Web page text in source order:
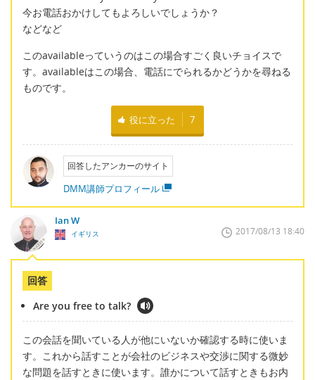
今お電話おかけしてもよろしいでしょうか？
などなど
このavailableっていうのはこの場合すごく良いチョイスで
す。availableはこの場合、電話にでられるかどうかを尋ねる
ものです。
役に立った 7
回答したアンカーのサイト
DMM講師プロフィール
Ian W
イギリス 2017/08/13 18:40
回答
Are you free to talk?
この会話を聞いている人が他にいないか確認する時に使いま
す。これから話すことが会社のビジネスや交渉に関する微妙
な問題を話すときに使います。誰かについて話すときもお内